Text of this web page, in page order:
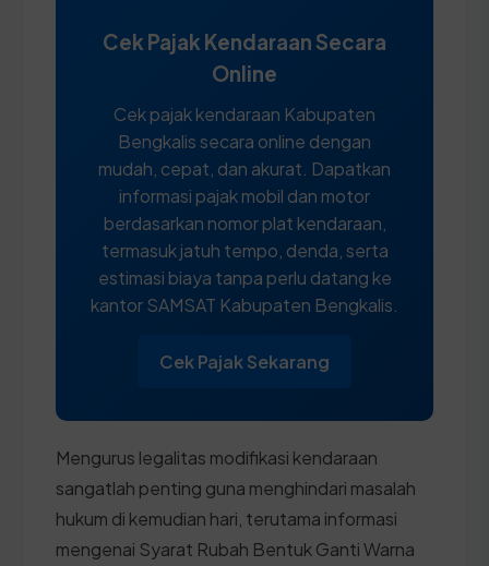
Cek Pajak Kendaraan Secara
Online
Cek pajak kendaraan Kabupaten
Bengkalis secara online dengan
mudah, cepat, dan akurat. Dapatkan
informasi pajak mobil dan motor
berdasarkan nomor plat kendaraan,
termasuk jatuh tempo, denda, serta
estimasi biaya tanpa perlu datang ke
kantor SAMSAT Kabupaten Bengkalis.
Cek Pajak Sekarang
Mengurus legalitas modifikasi kendaraan
sangatlah penting guna menghindari masalah
hukum di kemudian hari, terutama informasi
mengenai Syarat Rubah Bentuk Ganti Warna